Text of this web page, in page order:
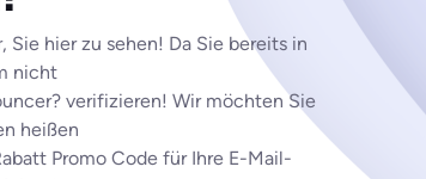
Sie hier zu sehen! Da Sie bereits in
nicht
verifizieren! Wir möchten Sie
heißen
Promo Code für Ihre E-Mail-